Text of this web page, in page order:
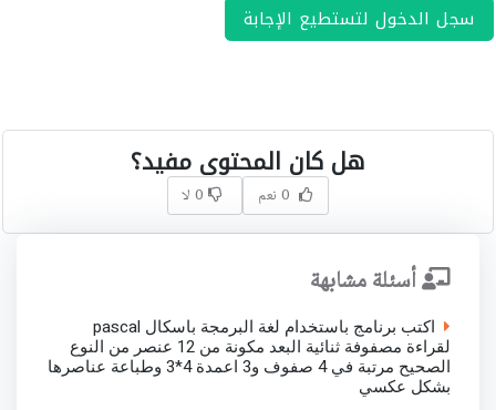
سجل الدخول لتستطيع الإجابة
هل كان المحتوى مفيد؟
0 نعم 0 لا
أسئلة مشابهة
اكتب برنامج باستخدام لغة البرمجة باسكال pascal
لقراءة مصفوفة ثنائیة البعد مكونة من 12 عنصر من النوع
الصحیح مرتبة في 4 صفوف و3 اعمدة 4*3 وطباعة عناصرھا
بشكل عكسي